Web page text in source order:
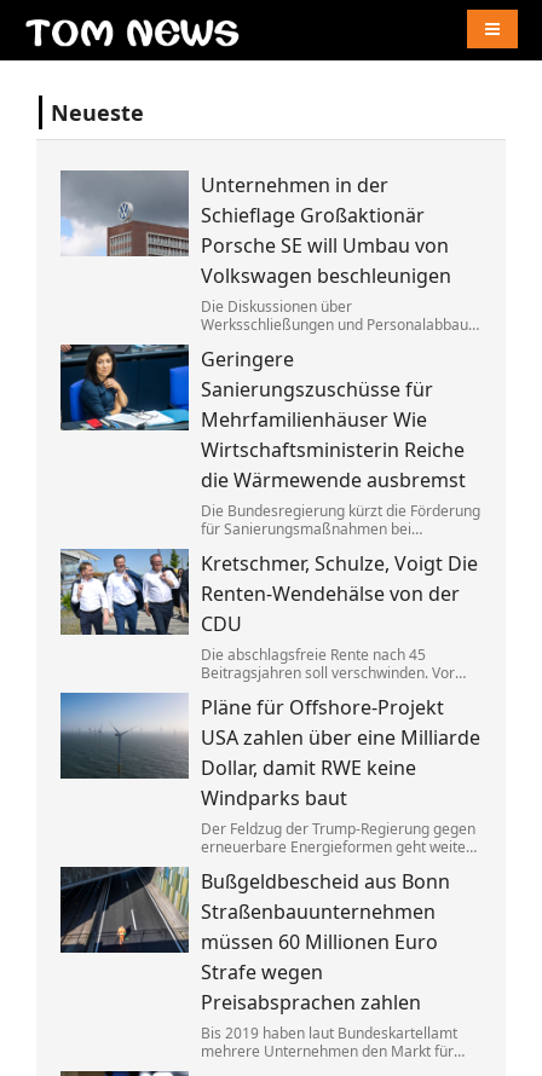
Neueste
Unternehmen in der
Schieflage Großaktionär
Porsche SE will Umbau von
Volkswagen beschleunigen
Die Diskussionen über
Werksschließungen und Personalabbau
Clan zu lange. Die Familie fordert die
Aufgabe von »Denkverboten«.
Geringere
Sanierungszuschüsse für
Mehrfamilienhäuser Wie
Wirtschaftsministerin Reiche
die Wärmewende ausbremst
Die Bundesregierung kürzt die Förderung
für Sanierungsmaßnahmen bei
nicht zuletzt Mieter. Und die Klimaziele
dürften so kaum noch zu erreichen sein.
Kretschmer, Schulze, Voigt Die
Renten-Wendehälse von der
CDU
Die abschlagsfreie Rente nach 45
Beitragsjahren soll verschwinden. Vor
Dabei vertraten die CDU-
Ministerpräsidenten noch vor Kurzem
das Gegenteil dessen, was sie jetzt
sagen.
Pläne für Offshore-Projekt
USA zahlen über eine Milliarde
Dollar, damit RWE keine
Windparks baut
Der Feldzug der Trump-Regierung gegen
erneuerbare Energieformen geht weiter:
in den USA geplante große
Windkraftprojekte auf – gegen eine
üppige Entschädigung.
Bußgeldbescheid aus Bonn
Straßenbauunternehmen
müssen 60 Millionen Euro
Strafe wegen
Preisabsprachen zahlen
Bis 2019 haben laut Bundeskartellamt
mehrere Unternehmen den Markt für